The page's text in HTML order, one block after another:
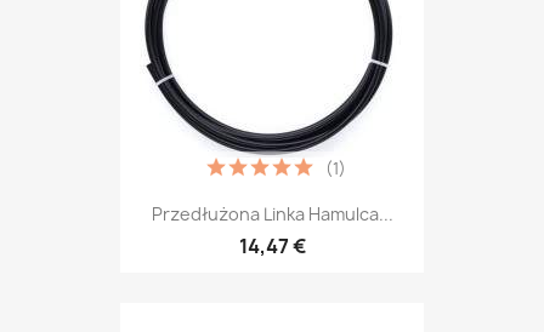
Przedłużona Linka Hamulca...
14,47 €
(1)